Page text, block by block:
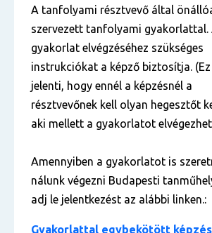
A tanfolyami résztvevő által
szervezett tanfolyami gyakorlattal.
gyakorlat elvégzéséhez szükséges
instrukciókat a képző biztosítja.
jelenti, hogy ennél a képzésnél a
résztvevőnek kell olyan hegesztőt
aki mellett a gyakorlatot
Amennyiben a gyakorlatot is
nálunk végezni Budapesti
adj le jelentkezést az alábbi linken.:
Gyakorlattal egybekötött